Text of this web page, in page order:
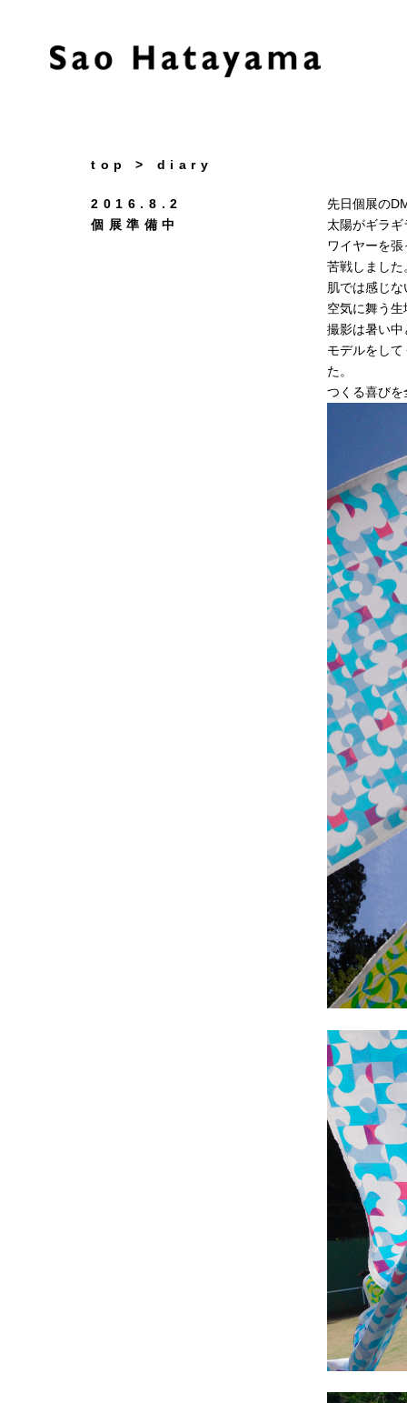
top > diary
2016.8.2
個展準備中
先日個展の
太陽がギラ
ワイヤーを
苦戦しました
肌では感じ
空気に舞う
撮影は暑い
モデルをし
た。
つくる喜び